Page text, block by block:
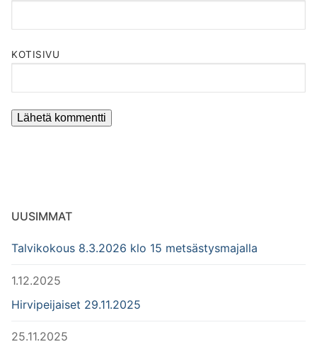
KOTISIVU
UUSIMMAT
Talvikokous 8.3.2026 klo 15 metsästysmajalla
1.12.2025
Hirvipeijaiset 29.11.2025
25.11.2025